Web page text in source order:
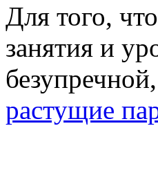
Для того,
занятия и
растущие